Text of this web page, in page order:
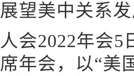
望美中关系
2022年会5
年会，以“美